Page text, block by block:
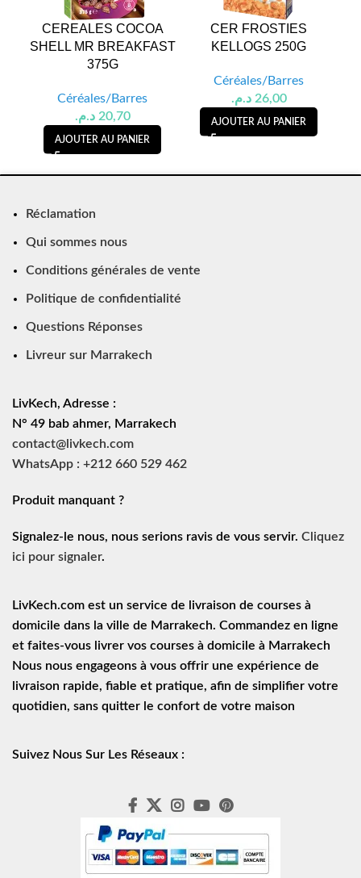
CEREALES COCOA
SHELL MR BREAKFAST
375G
Céréales/Barres
20,70 د.م.
AJOUTER AU PANIER
CER FROSTIES
KELLOGS 250G
Céréales/Barres
26,00 د.م.
AJOUTER AU PANIER
Réclamation
Qui sommes nous
Conditions générales de vente
Politique de confidentialité
Questions Réponses
Livreur sur Marrakech
LivKech, Adresse :
N° 49 bab ahmer, Marrakech
contact@livkech.com
WhatsApp : +212 660 529 462
Produit manquant ?
Signalez-le nous, nous serions ravis de vous servir. Cliquez
ici pour signaler.
LivKech.com est un service de
livraison de courses à
domicile dans la ville de Marrakech. Commandez en ligne
et faites-vous livrer vos courses à domicile à Marrakech
Nous nous engageons à vous offrir une expérience de
livraison rapide, fiable et pratique, afin de simplifier votre
quotidien, sans quitter le confort de votre maison
Suivez Nous Sur Les Réseaux :